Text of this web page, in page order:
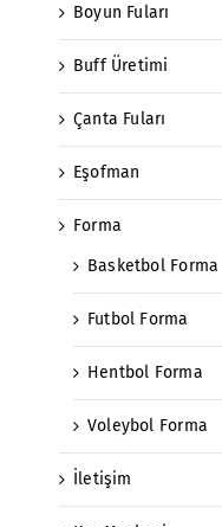
Boyun Fuları
Buff Üretimi
Çanta Fuları
Eşofman
Forma
Basketbol Forma
Futbol Forma
Hentbol Forma
Voleybol Forma
İletişim